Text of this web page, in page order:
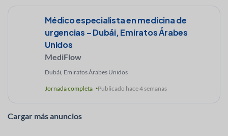
Médico especialista en medicina de
urgencias – Dubái, Emiratos Árabes
Unidos
MediFlow
Dubái, Emiratos Árabes Unidos
Jornada completa Publicado hace 4 semanas
Cargar más anuncios